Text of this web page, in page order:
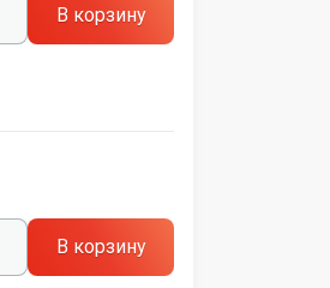
В корзину
В корзину